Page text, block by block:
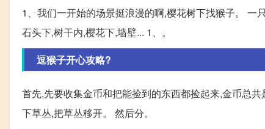
1、我们一开始的场景挺浪漫的啊,樱花树下找猴子。
石头下,树干内,樱花下,墙壁... 1、。
逗猴子开心攻略?
首先,先要收集金币和把能捡到的东西都捡起来,金币总
下草丛,把草丛移开。 然后分。